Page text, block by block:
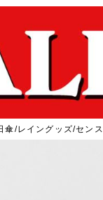
傘/レイングッズ/センス